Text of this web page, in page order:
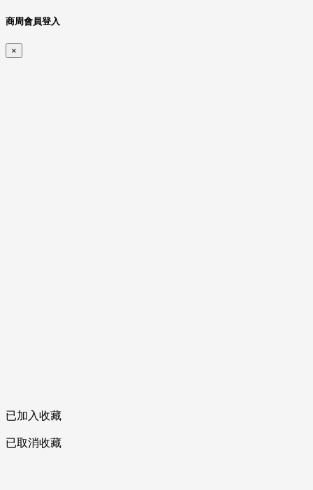
商周會員登入
×
已加入收藏
已取消收藏